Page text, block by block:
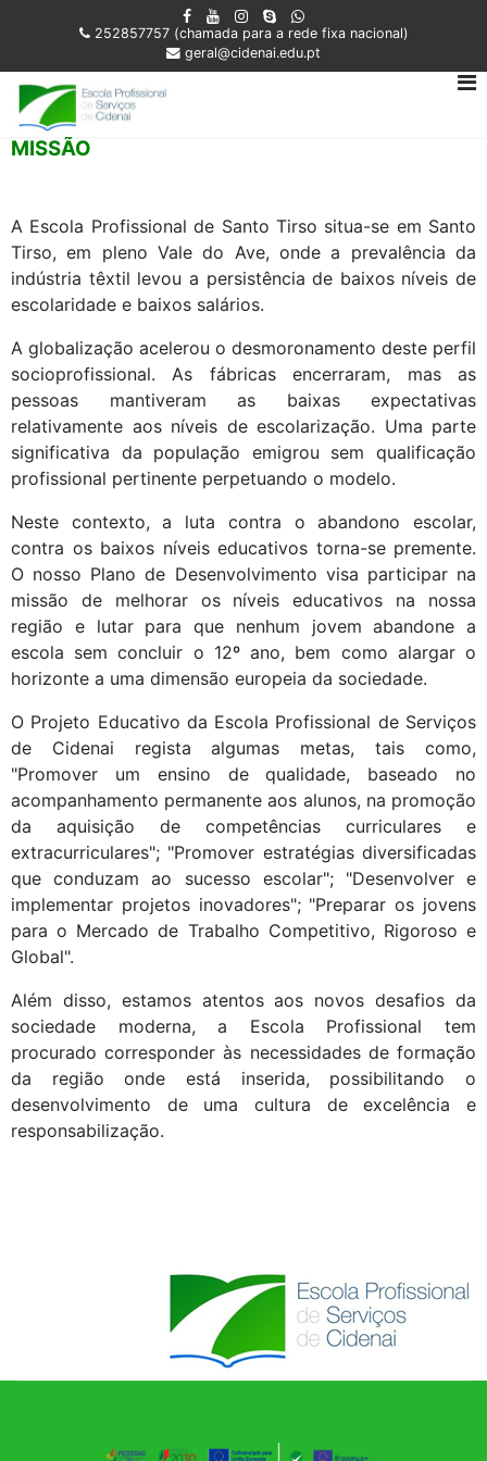
252857757 (chamada para a rede fixa nacional)
geral@cidenai.edu.pt
MISSÃO
A Escola Profissional de Santo Tirso situa-se em Santo
Tirso, em pleno Vale do Ave, onde a prevalência da
indústria têxtil levou a persistência de baixos níveis de
escolaridade e baixos salários.
A globalização acelerou o desmoronamento deste perfil
socioprofissional. As fábricas encerraram, mas as
pessoas mantiveram as baixas expectativas
relativamente aos níveis de escolarização. Uma parte
significativa da população emigrou sem qualificação
profissional pertinente perpetuando o modelo.
Neste contexto, a luta contra o abandono escolar,
contra os baixos níveis educativos torna-se premente.
O nosso Plano de Desenvolvimento visa participar na
missão de melhorar os níveis educativos na nossa
região e lutar para que nenhum jovem abandone a
escola sem concluir o 12º ano, bem como alargar o
horizonte a uma dimensão europeia da sociedade.
O Projeto Educativo da Escola Profissional de Serviços
de Cidenai regista algumas metas, tais como,
"Promover um ensino de qualidade, baseado no
acompanhamento permanente aos alunos, na promoção
da aquisição de competências curriculares e
extracurriculares"; "Promover estratégias diversificadas
que conduzam ao sucesso escolar"; "Desenvolver e
implementar projetos inovadores"; "Preparar os jovens
para o Mercado de Trabalho Competitivo, Rigoroso e
Global".
Além disso, estamos atentos aos novos desafios da
sociedade moderna, a Escola Profissional tem
procurado corresponder às necessidades de formação
da região onde está inserida, possibilitando o
desenvolvimento de uma cultura de excelência e
responsabilização.